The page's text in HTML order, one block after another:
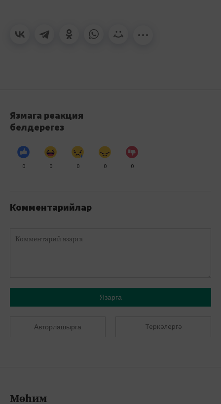
Язмага реакция
белдерегез
0 0 0 0 0
Комментарийлар
Язарга
Авторлашырга Теркәлергә
Мөһим